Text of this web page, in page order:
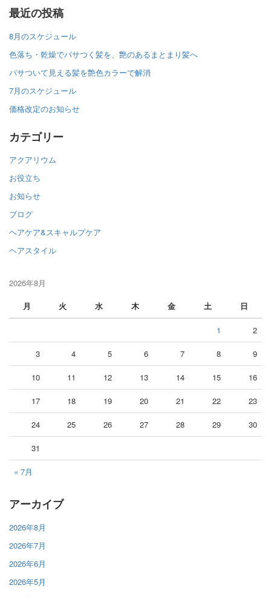
最近の投稿
8月のスケジュール
色落ち・乾燥でパサつく髪を、艶のあるまとまり髪へ
パサついて見える髪を艶色カラーで解消
7月のスケジュール
価格改定のお知らせ
カテゴリー
アクアリウム
お役立ち
お知らせ
ブログ
ヘアケア&スキャルプケア
ヘアスタイル
2026年8月
月
火 水 木 金 土 日
« 7月
1 2
3 4 5 6 7 8 9
10 11 12 13 14 15 16
17 18 19 20 21 22 23
24 25 26 27 28 29 30
31
アーカイブ
2026年8月
2026年7月
2026年6月
2026年5月